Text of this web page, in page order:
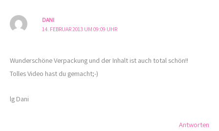
DANI
14. FEBRUAR 2013 UM 09:09 UHR
Wunderschöne Verpackung und der Inhalt ist auch total schön!!
Tolles Video hast du gemacht;-)
lg Dani
Antworten